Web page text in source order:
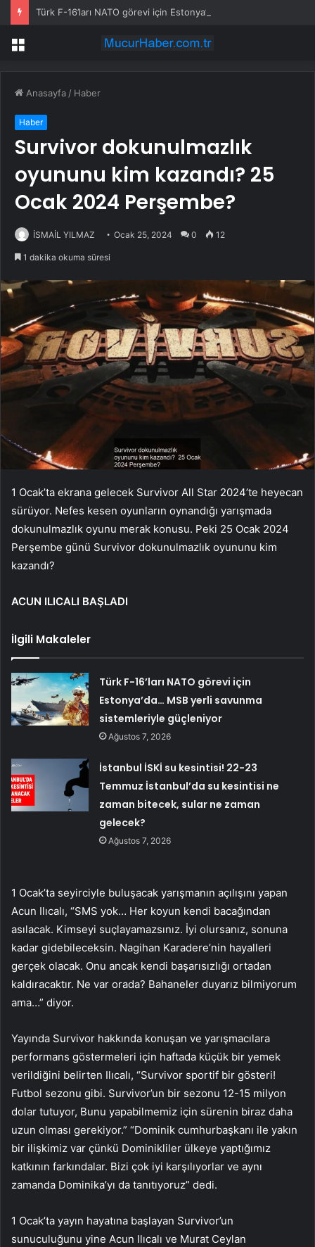
Menü
Anasayfa / Haber
Haber
Survivor dokunulmazlık
oyununu kim kazandı? 25
Ocak 2024 Perşembe?
İSMAİL YILMAZ Ocak 25, 2024 0 12
1 dakika okuma süresi
1 Ocak’ta ekrana gelecek Survivor All Star 2024’te heyecan
sürüyor. Nefes kesen oyunların oynandığı yarışmada
dokunulmazlık oyunu merak konusu. Peki 25 Ocak 2024
Perşembe günü Survivor dokunulmazlık oyununu kim
kazandı?
ACUN ILICALI BAŞLADI
İlgili Makaleler
Türk F-16’ları NATO görevi için
Estonya’da… MSB yerli savunma
sistemleriyle güçleniyor
Ağustos 7, 2026
İstanbul İSKİ su kesintisi! 22-23
Temmuz İstanbul’da su kesintisi ne
zaman bitecek, sular ne zaman
gelecek?
Ağustos 7, 2026
1 Ocak’ta seyirciyle buluşacak yarışmanın açılışını yapan
Acun Ilıcalı, “SMS yok… Her koyun kendi bacağından
asılacak. Kimseyi suçlayamazsınız. İyi olursanız, sonuna
kadar gidebileceksin. Nagihan Karadere’nin hayalleri
gerçek olacak. Onu ancak kendi başarısızlığı ortadan
kaldıracaktır. Ne var orada? Bahaneler duyarız bilmiyorum
ama…” diyor.
Yayında Survivor hakkında konuşan ve yarışmacılara
performans göstermeleri için haftada küçük bir yemek
verildiğini belirten Ilıcalı, “Survivor sportif bir gösteri!
Futbol sezonu gibi. Survivor’un bir sezonu 12-15 milyon
dolar tutuyor, Bunu yapabilmemiz için sürenin biraz daha
uzun olması gerekiyor.” “Dominik cumhurbaşkanı ile yakın
bir ilişkimiz var çünkü Dominikliler ülkeye yaptığımız
katkının farkındalar. Bizi çok iyi karşılıyorlar ve aynı
zamanda Dominika’yı da tanıtıyoruz” dedi.
1 Ocak’ta yayın hayatına başlayan Survivor’un
sunuculuğunu yine Acun Ilıcalı ve Murat Ceylan